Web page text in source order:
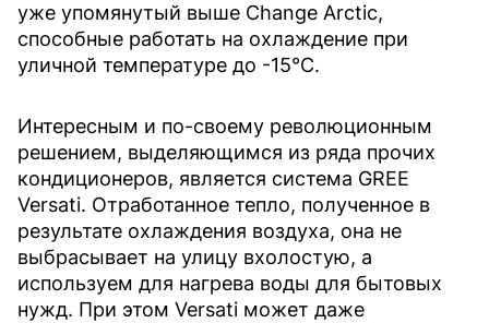
уже упомянутый выше Change Arctic,
способные работать на охлаждение при
уличной температуре до -15°C.
Интересным и по-своему революционным
решением, выделяющимся из ряда прочих
кондиционеров, является система GREE
Versati. Отработанное тепло, полученное в
результате охлаждения воздуха, она не
выбрасывает на улицу вхолостую, а
используем для нагрева воды для бытовых
нужд. При этом Versati может даже